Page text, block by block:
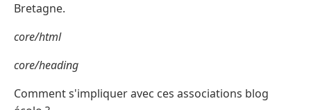
Bretagne.
core/html
core/heading
Comment s'impliquer avec ces associations blog